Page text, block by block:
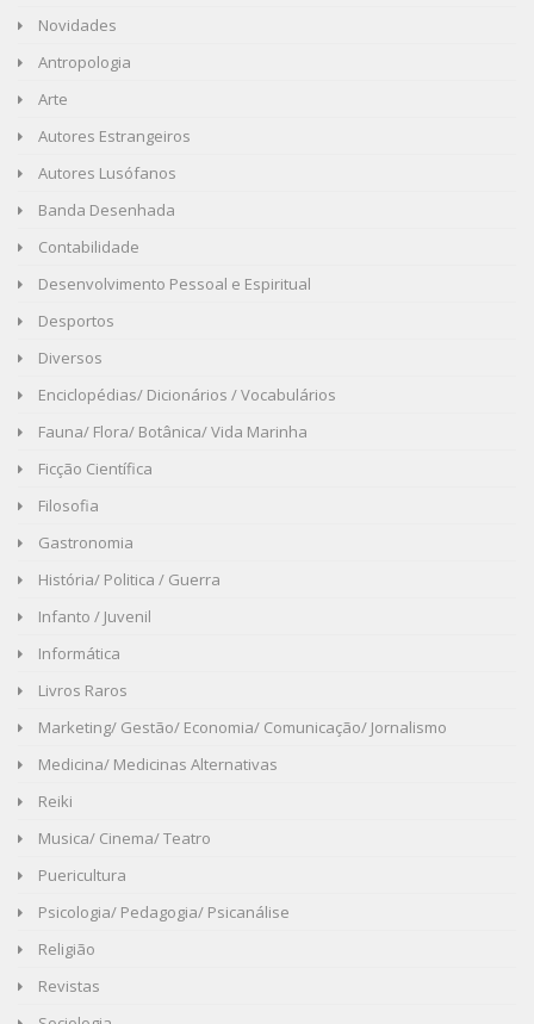
Novidades
Antropologia
Arte
Autores Estrangeiros
Autores Lusófanos
Banda Desenhada
Contabilidade
Desenvolvimento Pessoal e Espiritual
Desportos
Diversos
Enciclopédias/ Dicionários / Vocabulários
Fauna/ Flora/ Botânica/ Vida Marinha
Ficção Científica
Filosofia
Gastronomia
História/ Politica / Guerra
Infanto / Juvenil
Informática
Livros Raros
Marketing/ Gestão/ Economia/ Comunicação/ Jornalismo
Medicina/ Medicinas Alternativas
Reiki
Musica/ Cinema/ Teatro
Puericultura
Psicologia/ Pedagogia/ Psicanálise
Religião
Revistas